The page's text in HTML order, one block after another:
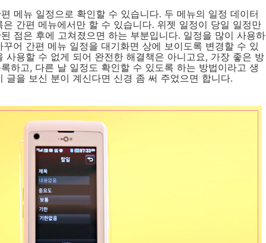
메뉴 일정으로 확인할 수 있습니다. 두 메뉴의 일정 데이터
간편 메뉴에서만 할 수 있습니다. 위젯 일정이 당일 일정만
점은 후에 고쳐졌으면 하는 부분입니다. 일정을 많이 사용하
어 간편 메뉴 일정을 대기화면 상에 보이도록 변경할 수 있
사용할 수 없게 되어 완전한 해결책은 아니고요, 가장 좋은 방
하고, 다른 날 일정도 확인할 수 있도록 하는 방법이라고 생
글을 보신 분이 계신다면 신경 좀 써 주었으면 합니다.